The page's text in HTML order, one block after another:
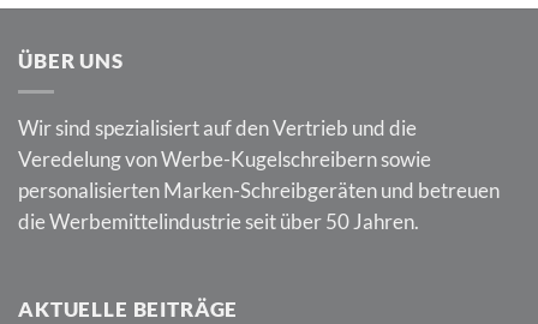
ÜBER UNS
Wir sind spezialisiert auf den Vertrieb und die
Veredelung von Werbe-Kugelschreibern sowie
personalisierten Marken-Schreibgeräten und betreuen
die Werbemittelindustrie seit über 50 Jahren.
AKTUELLE BEITRÄGE